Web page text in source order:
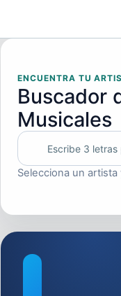
ENCUENTRA TU
Buscador
Musicales
Selecciona un